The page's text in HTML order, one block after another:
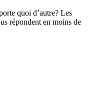
quoi d’autre? Les
répondent en moins de